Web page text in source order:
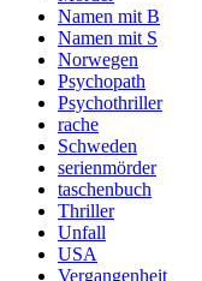
Namen mit B
Namen mit S
Norwegen
Psychopath
Psychothriller
rache
Schweden
serienmörder
taschenbuch
Thriller
Unfall
USA
Vergangenheit